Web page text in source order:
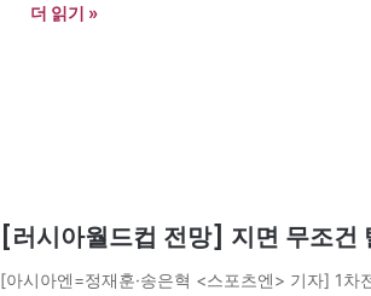
더 읽기 »
[러시아월드컵 전망] 지면 무조건
[아시아엔=정재훈·송은혁 <스포츠엔> 기자] 1